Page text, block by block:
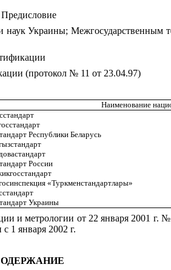
Предисловие
Украины; Межгосударственным
(протокол № 11 от 23.04.97)
Наименование
Республики Беларусь
России
«Туркменстандартлары»
Украины
и метрологии от 22 января 2001
1 января 2002 г.